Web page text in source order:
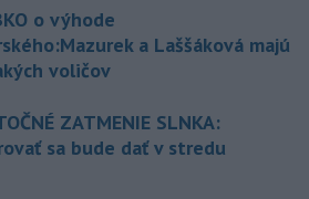
o výhode
a Laššáková majú
voličov
ZATMENIE SLNKA:
sa bude dať v stredu